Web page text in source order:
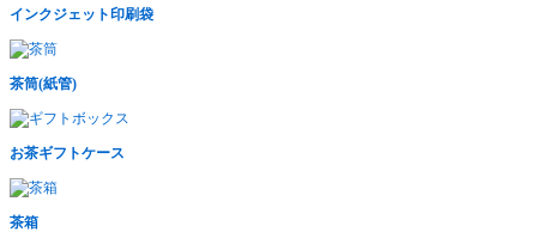
インクジェット印刷袋
茶筒(紙管)
お茶ギフトケース
茶箱